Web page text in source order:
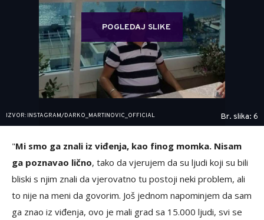
POGLEDAJ SLIKE
IZVOR: INSTAGRAM/DARKO_MARTINOVIC_OFFICIAL Br. slika: 6
"Mi smo ga znali iz viđenja, kao finog momka. Nisam
ga poznavao lično, tako da vjerujem da su ljudi koji su bili
bliski s njim znali da vjerovatno tu postoji neki problem, ali
to nije na meni da govorim. Još jednom napominjem da sam
ga znao iz viđenja, ovo je mali grad sa 15.000 ljudi, svi se